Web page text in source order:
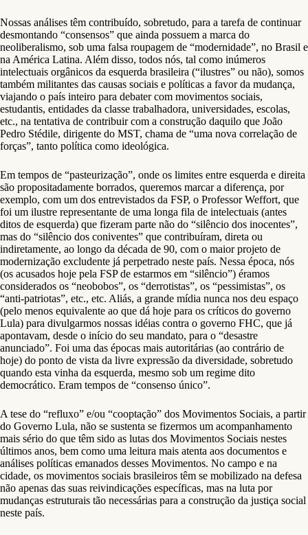
Nossas análises têm contribuído, sobretudo, para a tarefa de continuar
desmontando “consensos” que ainda possuem a marca do
neoliberalismo, sob uma falsa roupagem de “modernidade”, no Brasil e
na América Latina. Além disso, todos nós, tal como inúmeros
intelectuais orgânicos da esquerda brasileira (“ilustres” ou não), somos
também militantes das causas sociais e políticas a favor da mudança,
viajando o país inteiro para debater com movimentos sociais,
estudantis, entidades da classe trabalhadora, universidades, escolas,
etc., na tentativa de contribuir com a construção daquilo que João
Pedro Stédile, dirigente do MST, chama de “uma nova correlação de
forças”, tanto política como ideológica.
Em tempos de “pasteurização”, onde os limites entre esquerda e direita
são propositadamente borrados, queremos marcar a diferença, por
exemplo, com um dos entrevistados da FSP, o Professor Weffort, que
foi um ilustre representante de uma longa fila de intelectuais (antes
ditos de esquerda) que fizeram parte não do “silêncio dos inocentes”,
mas do “silêncio dos coniventes” que contribuíram, direta ou
indiretamente, ao longo da década de 90, com o maior projeto de
modernização excludente já perpetrado neste país. Nessa época, nós
(os acusados hoje pela FSP de estarmos em “silêncio”) éramos
considerados os “neobobos”, os “derrotistas”, os “pessimistas”, os
“anti-patriotas”, etc., etc. Aliás, a grande mídia nunca nos deu espaço
(pelo menos equivalente ao que dá hoje para os críticos do governo
Lula) para divulgarmos nossas idéias contra o governo FHC, que já
apontavam, desde o início do seu mandato, para o “desastre
anunciado”. Foi uma das épocas mais autoritárias (ao contrário de
hoje) do ponto de vista da livre expressão da diversidade, sobretudo
quando esta vinha da esquerda, mesmo sob um regime dito
democrático. Eram tempos de “consenso único”.
A tese do “refluxo” e/ou “cooptação” dos Movimentos Sociais, a partir
do Governo Lula, não se sustenta se fizermos um acompanhamento
mais sério do que têm sido as lutas dos Movimentos Sociais nestes
últimos anos, bem como uma leitura mais atenta aos documentos e
análises políticas emanados desses Movimentos. No campo e na
cidade, os movimentos sociais brasileiros têm se mobilizado na defesa
não apenas das suas reivindicações específicas, mas na luta por
mudanças estruturais tão necessárias para a construção da justiça social
neste país.